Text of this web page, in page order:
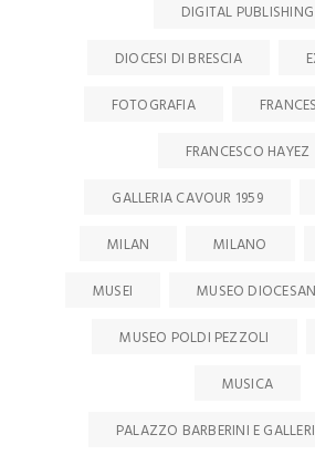
DIGITAL PUBLISHING
DIOCESI DI BRESCIA
FOTOGRAFIA
FRANCESCO HAYEZ
GALLERIA CAVOUR 1959
MILAN
MILANO
MUSEI
MUSEO
MUSEO POLDI PEZZOLI
MUSICA
PALAZZO BARBERINI E